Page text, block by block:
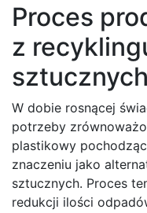
Proces
z
sztucznych
W dobie rosnącej
potrzeby
plastikowy
znaczeniu jako
sztucznych. Proces
redukcji ilości